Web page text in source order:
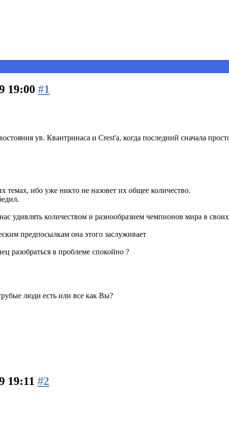
19:00 #1
ув. Квантринаса и Crest'а, когда последний сначала
темах, ибо уже никто не назовет их общее количество.
удивлять количеством и разнообразием чемпионов мира в
предпосылкам она этого заслуживает
разобраться в проблеме спокойно ?
люди есть или все как Вы?
19:11 #2